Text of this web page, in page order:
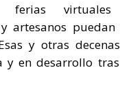
ferias
artesanos puedan
y otras
y en desarrollo